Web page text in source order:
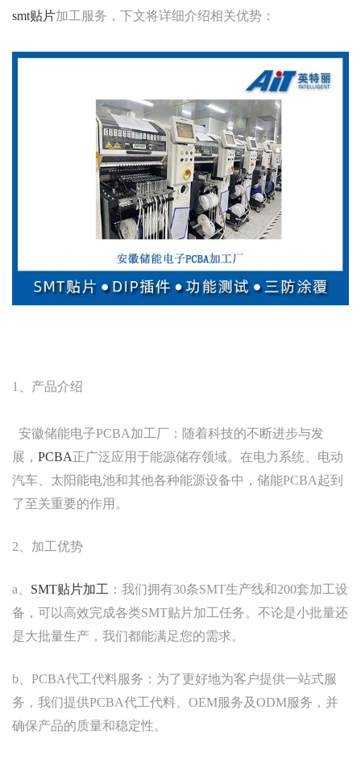
smt贴片加工服务，下文将详细介绍相关优势：
1、产品介绍
安徽储能电子PCBA加工厂：随着科技的不断进步与发
展， PCBA正广泛应用于能源储存领域。在电力系统、电动
汽车、太阳能电池和其他各种能源设备中，储能PCBA起到
了至关重要的作用。
2、加工优势
a、 SMT贴片加工 ：我们拥有30条SMT生产线和200套加工设
备，可以高效完成各类SMT贴片加工任务。不论是小批量还
是大批量生产，我们都能满足您的需求。
b、PCBA代工代料服务：为了更好地为客户提供一站式服
务，我们提供PCBA代工代料、OEM服务及ODM服务，并
确保产品的质量和稳定性。